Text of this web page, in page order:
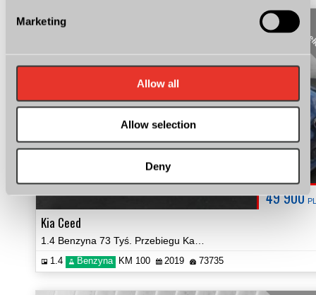
Marketing
Allow all
Allow selection
Deny
49 900
Kia Ceed
1.4 Benzyna KM 100 2019 73735